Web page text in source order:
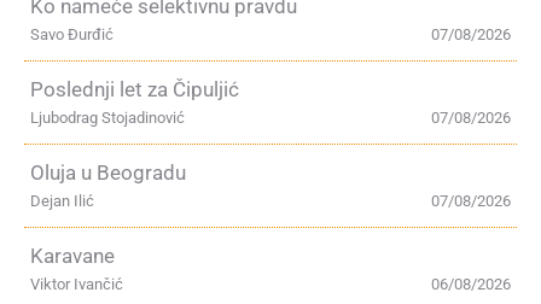
Ko nameće selektivnu pravdu
07/08/2026
Savo Đurđić
Poslednji let za Čipuljić
07/08/2026
Ljubodrag Stojadinović
Oluja u Beogradu
07/08/2026
Dejan Ilić
Karavane
06/08/2026
Viktor Ivančić